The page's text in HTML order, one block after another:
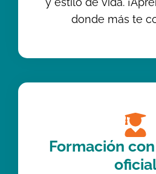
donde más te
Formación